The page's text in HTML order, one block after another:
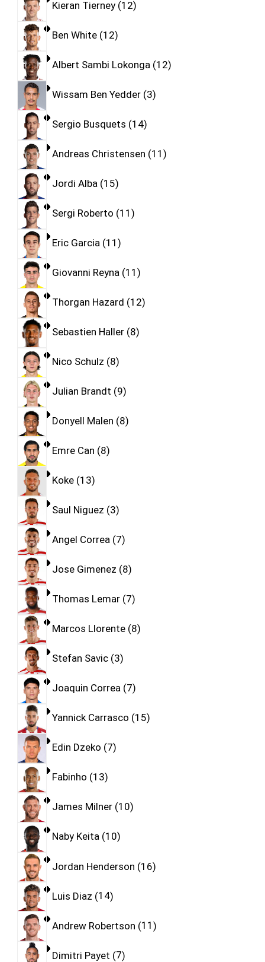
Kieran Tierney 12
Ben White 12
Albert Sambi Lokonga 12
Wissam Ben Yedder 3
Sergio Busquets 14
Andreas Christensen 11
Jordi Alba 15
Sergi Roberto 11
Eric Garcia 11
Giovanni Reyna 11
Thorgan Hazard 12
Sebastien Haller 8
Nico Schulz 8
Julian Brandt 9
Donyell Malen 8
Emre Can 8
Koke 13
Saul Niguez 3
Angel Correa 7
Jose Gimenez 8
Thomas Lemar 7
Marcos Llorente 8
Stefan Savic 3
Joaquin Correa 7
Yannick Carrasco 15
Edin Dzeko 7
Fabinho 13
James Milner 10
Naby Keita 10
Jordan Henderson 16
Luis Diaz 14
Andrew Robertson 11
Dimitri Payet 7